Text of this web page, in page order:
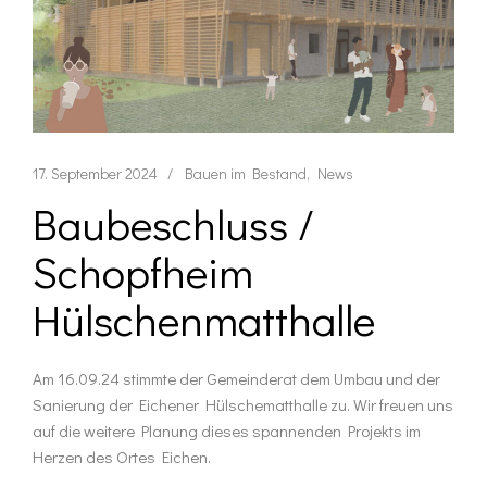
17. September 2024 Bauen im Bestand News
Baubeschluss /
Schopfheim
Hülschenmatthalle
Am 16.09.24 stimmte der Gemeinderat dem Umbau und der
Sanierung der Eichener Hülschematthalle zu. Wir freuen uns
auf die weitere Planung dieses spannenden Projekts im
Herzen des Ortes Eichen.